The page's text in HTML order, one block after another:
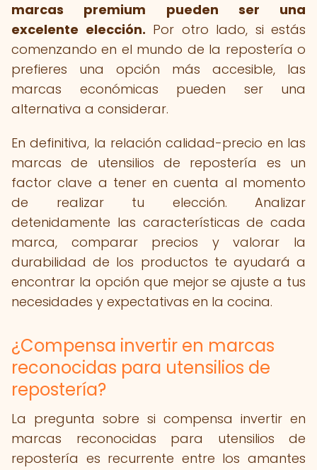
marcas premium pueden ser una
excelente elección. Por otro lado, si estás
comenzando en el mundo de la repostería o
prefieres una opción más accesible, las
marcas económicas pueden ser una
alternativa a considerar.
En definitiva, la relación calidad-precio en las
marcas de utensilios de repostería es un
factor clave a tener en cuenta al momento
de realizar tu elección. Analizar
detenidamente las características de cada
marca, comparar precios y valorar la
durabilidad de los productos te ayudará a
encontrar la opción que mejor se ajuste a tus
necesidades y expectativas en la cocina.
¿Compensa invertir en marcas
reconocidas para utensilios de
repostería?
La pregunta sobre si compensa invertir en
marcas reconocidas para utensilios de
repostería es recurrente entre los amantes